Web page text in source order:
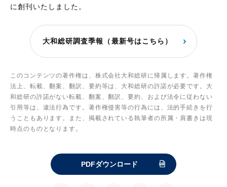
に創刊いたしました。
大和総研調査季報（最新号はこちら）
このコンテンツの著作権は、株式会社大和総研に帰属します。著作権
法上、転載、翻案、翻訳、要約等は、大和総研の許諾が必要です。大
和総研の許諾がない転載、翻案、翻訳、要約、および法令に従わない
引用等は、違法行為です。著作権侵害等の行為には、法的手続きを行
うこともあります。また、掲載されている執筆者の所属・肩書きは現
時点のものとなります。
PDFダウンロード